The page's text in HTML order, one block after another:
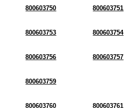
800603750 800603751
800603753 800603754
800603756 800603757
800603759
800603760 800603761